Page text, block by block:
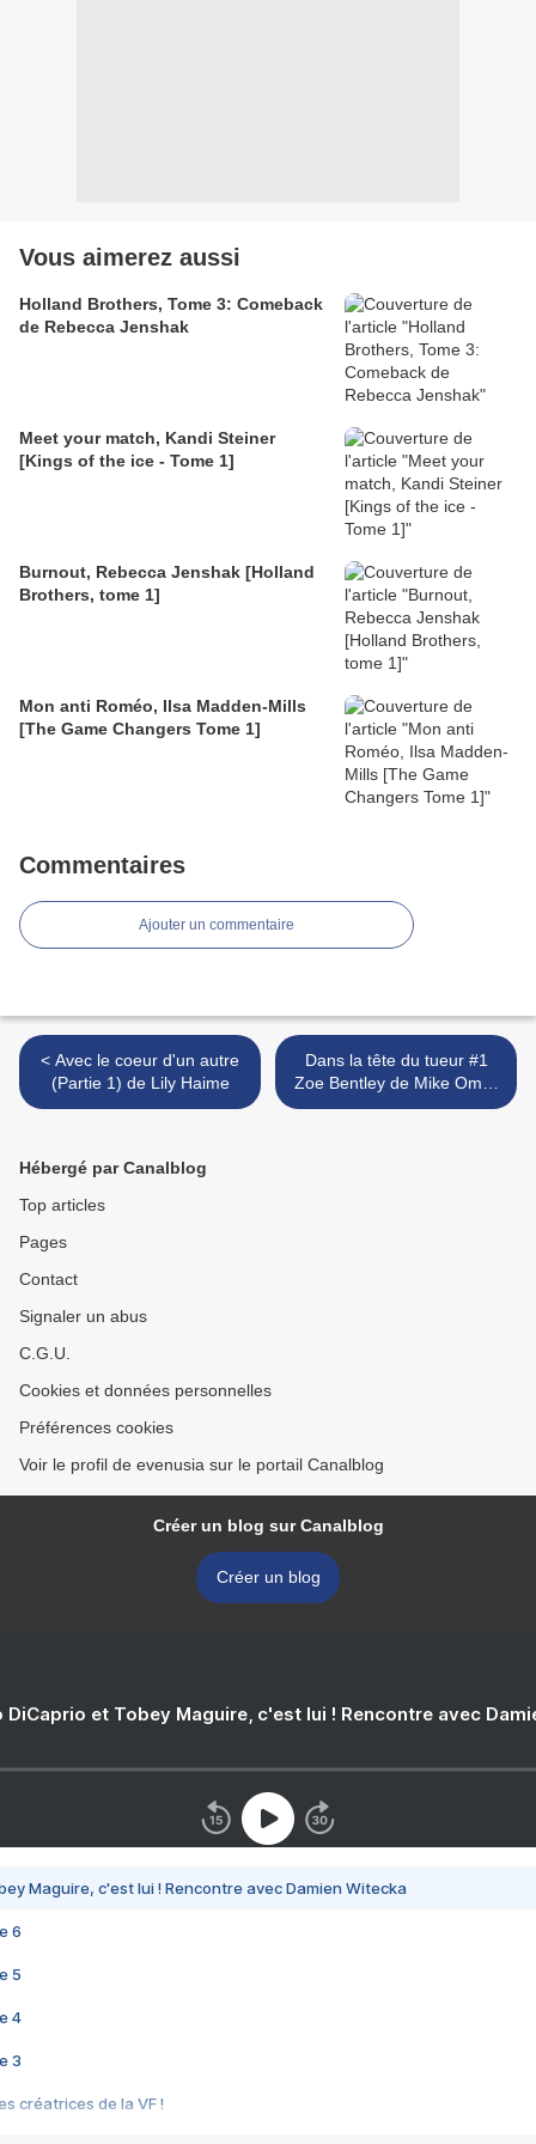
Vous aimerez aussi
Holland Brothers, Tome 3: Comeback
de Rebecca Jenshak
Meet your match, Kandi Steiner
[Kings of the ice - Tome 1]
Burnout, Rebecca Jenshak [Holland
Brothers, tome 1]
Mon anti Roméo, Ilsa Madden-Mills
[The Game Changers Tome 1]
Commentaires
Ajouter un commentaire
< Avec le coeur d'un autre
(Partie 1) de Lily Haime
Dans la tête du tueur #1
Zoe Bentley de Mike Omer
>
Hébergé par Canalblog
Top articles
Pages
Contact
Signaler un abus
C.G.U.
Cookies et données personnelles
Préférences cookies
Voir le profil de evenusia sur le portail Canalblog
Créer un blog sur Canalblog
Créer un blog
DiCaprio et Tobey Maguire, c'est lui ! Rencontre avec
Maguire, c'est lui ! Rencontre avec Damien Witecka
6
5
4
3
créatrices de la VF !